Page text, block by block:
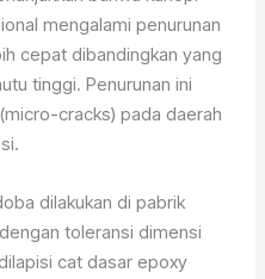
mengalami penurunan
cepat dibandingkan yang
tinggi. Penurunan ini
cracks) pada daerah
dilakukan di pabrik
toleransi dimensi
cat dasar epoxy